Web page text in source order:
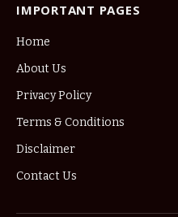
IMPORTANT PAGES
Home
About Us
Privacy Policy
Terms & Conditions
Disclaimer
Contact Us